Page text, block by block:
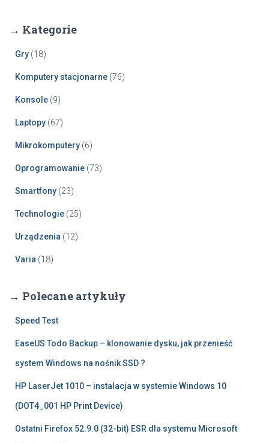
→ Kategorie
Gry (18)
Komputery stacjonarne (76)
Konsole (9)
Laptopy (67)
Mikrokomputery (6)
Oprogramowanie (73)
Smartfony (23)
Technologie (25)
Urządzenia (12)
Varia (18)
→ Polecane artykuły
Speed Test
EaseUS Todo Backup – klonowanie dysku, jak przenieść
system Windows na nośnik SSD ?
HP LaserJet 1010 – instalacja w systemie Windows 10
(DOT4_001 HP Print Device)
Ostatni Firefox 52.9.0 (32-bit) ESR dla systemu Microsoft